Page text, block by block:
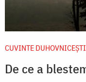
CUVINTE DUHOVNICEȘTI
De ce a